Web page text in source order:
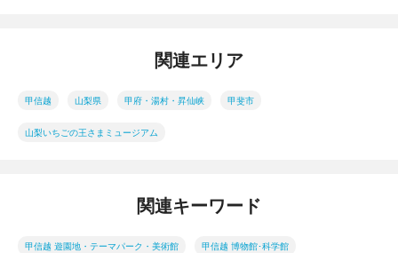
関連エリア
甲信越 山梨県 甲府・湯村・昇仙峡 甲斐市
山梨いちごの王さまミュージアム
関連キーワード
甲信越 遊園地・テーマパーク・美術館 甲信越 博物館･科学館